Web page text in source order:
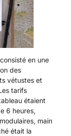
en une
des
vétustes et
tarifs
étaient
6 heures,
main
était la